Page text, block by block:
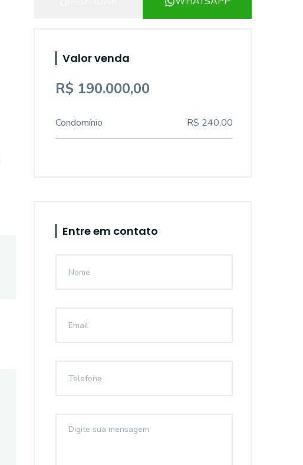
Valor venda
R$ 190.000,00
Condomínio R$ 240,00
Entre em contato